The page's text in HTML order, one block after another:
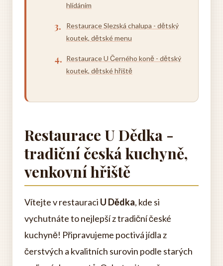
hlídáním
Restaurace Slezská chalupa - dětský
koutek, dětské menu
Restaurace U Černého koně - dětský
koutek, dětské hřiště
Restaurace U Dědka -
tradiční česká kuchyně,
venkovní hřiště
Vítejte v restauraci U Dědka, kde si
vychutnáte to nejlepší z tradiční české
kuchyně! Připravujeme poctivá jídla z
čerstvých a kvalitních surovin podle starých